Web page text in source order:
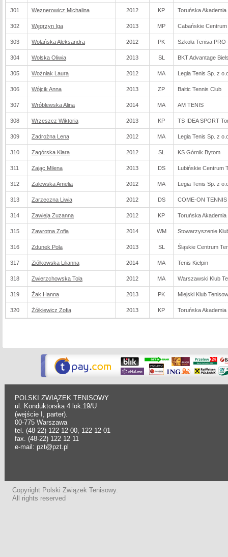
301 Weznerowicz Michalina 2012 KP Toruńska Akademia
302 Węgrzyn Iga 2013 MP Cabańskie
303 Wolańska Aleksandra 2012 PK Szkoła Tenisa
304 Wolska Oliwia 2013 SL BKT Advantage
305 Woźniak Laura 2012 MA Legia Tenis Sp. z
306 Wójcik Anna 2013 ZP Baltic Tennis Club
307 Wróblewska Alina 2014 MA AM TENIS
308 Wrzeszcz Wiktoria 2013 KP TS IDEA SPORT
309 Zadrożna Lena 2012 MA Legia Tenis Sp. z
310 Zagórska Klara 2012 SL KS Górnik Bytom
311 Zając Milena 2013 DS Lubińskie Centrum
312 Zalewska Amelia 2012 MA Legia Tenis Sp. z
313 Zarzeczna Liwia 2012 DS COME-ON
314 Zawieja Zuzanna 2012 KP Toruńska Akademia
315 Zawrotna Zofia 2014 WM Stowarzyszenie
316 Zdunek Pola 2013 SL Śląskie Centrum
317 Ziółkowska Lilianna 2014 MA Tenis Kiełpin
318 Zwierzchowska Tola 2012 MA Warszawski Klub
319 Żak Hanna 2013 PK Miejski Klub
320 Żółkiewicz Zofia 2013 KP Toruńska Akademia
POLSKI ZWIĄZEK TENISOWY
ul. Konduktorska 4 lok.19/U
(wejście I, parter).
00-775 Warszawa
tel. (48-22) 122 12 00, 122 12 01
fax. (48-22) 122 12 11
e-mail: pzt@pzt.pl
Copyright Polski Związek Tenisowy.
All rights reserved